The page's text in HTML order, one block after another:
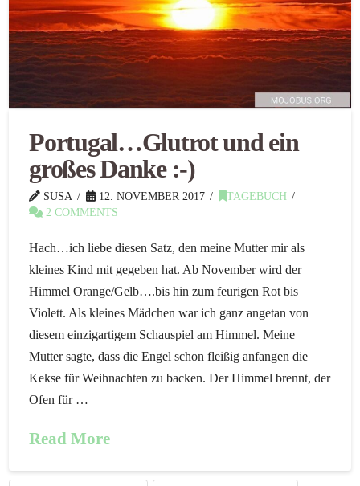
Portugal…Glutrot und ein
großes Danke :-)
SUSA 12. NOVEMBER 2017
TAGEBUCH
2 COMMENTS
Hach…ich liebe diesen Satz, den meine Mutter mir als
kleines Kind mit gegeben hat. Ab November wird der
Himmel Orange/Gelb….bis hin zum feurigen Rot bis
Violett. Als kleines Mädchen war ich ganz angetan von
diesem einzigartigem Schauspiel am Himmel. Meine
Mutter sagte, dass die Engel schon fleißig anfangen die
Kekse für Weihnachten zu backen. Der Himmel brennt, der
Ofen für …
Read More